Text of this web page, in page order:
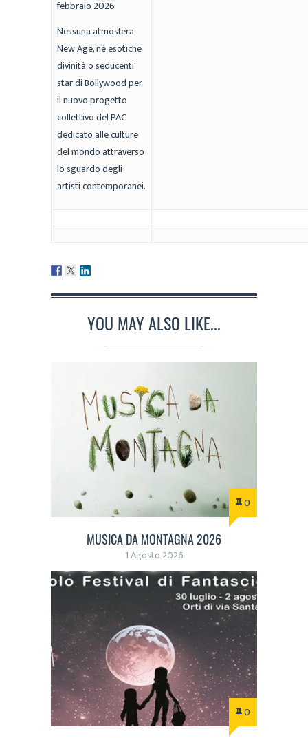
febbraio 2026
Nessuna atmosfera
New Age, né esotiche
divinità o seducenti
star di Bollywood per
il nuovo progetto
collettivo del PAC
dedicato alle culture
del mondo attraverso
lo sguardo degli
artisti contemporanei.
YOU MAY ALSO LIKE...
0
MUSICA DA MONTAGNA 2026
1 Agosto 2026
0